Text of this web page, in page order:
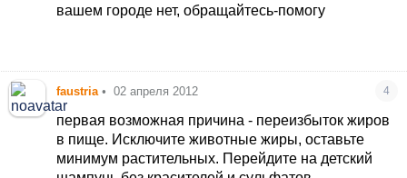
вашем городе нет, обращайтесь-помогу
faustria • 02 апреля 2012 4
первая возможная причина - переизбыток жиров
в пище. Исключите животные жиры, оставьте
минимум растительных. Перейдите на детский